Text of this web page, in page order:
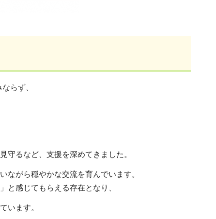
らず、
守るなど、支援を深めてきました。
ながら穏やかな交流を育んでいます。
と感じてもらえる存在となり、
います。